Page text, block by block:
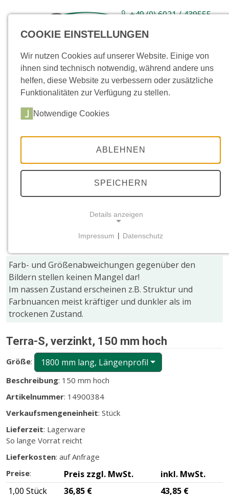
+49 (0) 6021 / 439555-
Sortiment Neuware Aktionsartikel
Farb- und Größenabweichungen gegenüber den
Bildern stellen keinen Mangel dar!
Im nassen Zustand erscheinen z.B. Struktur und
Farbnuancen meist kräftiger und dunkler als im
trockenen Zustand.
Terra-S, verzinkt, 150 mm hoch
Größe: 1800 mm lang, Längenprofil
Beschreibung: 150 mm hoch
Artikelnummer: 14900384
Verkaufsmengeneinheit: Stück
Lieferzeit: Lagerware
So lange Vorrat reicht
Lieferkosten: auf Anfrage
Preise: Preis zzgl. MwSt.
inkl. MwSt.
1,00 Stück
36,85 € 43,85 €
COOKIE EINSTELLUNGEN
Wir nutzen Cookies auf unserer Website. Einige von
ihnen sind technisch notwendig, während andere uns
helfen, diese Website zu verbessern oder zusätzliche
Funktionalitäten zur Verfügung zu stellen.
Notwendige Cookies
ABLEHNEN
SPEICHERN
Details anzeigen
Funktionen und sind für die einwandfreie Funktion
der Website erforderlich.
CMS (Content Management System)
Name:
fe_typo_user
Zweck:
Wird für die unverwechselbare Identifizierung eines
und im Sortiment
Cookie Laufzeit:
Dieser Cookie wird beim Schließen des Browsers
gelöscht (Sitzungscookie)
Einverständnis-Cookie
Impressum | Datenschutz